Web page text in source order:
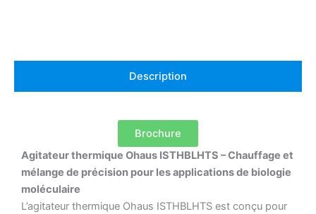
Description
Brochure
Agitateur thermique Ohaus ISTHBLHTS – Chauffage et
mélange de précision pour les applications de biologie
moléculaire
L’agitateur thermique Ohaus ISTHBLHTS est conçu pour